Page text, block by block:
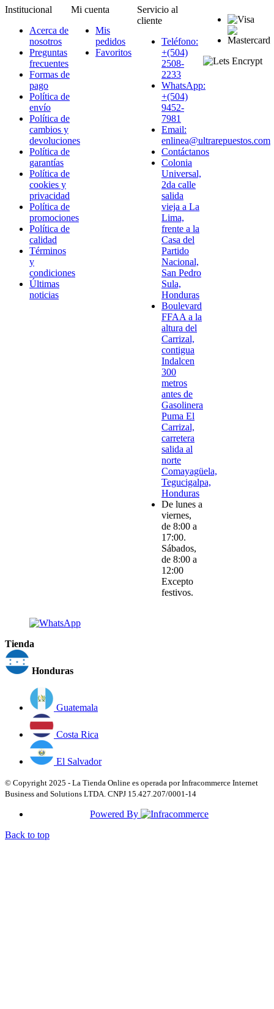
Institucional
Acerca de
nosotros
Preguntas
frecuentes
Formas de
pago
Política de
envío
Política de
cambios y
devoluciones
Política de
garantías
Política de
cookies y
privacidad
Política de
promociones
Política de
calidad
Términos
y
condiciones
Últimas
noticias
Mi cuenta
Mis
pedidos
Favoritos
Servicio al
cliente
Teléfono:
+(504)
2508-
2233
WhatsApp:
+(504)
9452-
7981
Email:
enlinea@ultrarepuestos.com
Contáctanos
Colonia
Universal,
2da calle
salida
vieja a La
Lima,
frente a la
Casa del
Partido
Nacional,
San Pedro
Sula,
Honduras
Boulevard
FFAA a la
altura del
Carrizal,
contigua
Indalcen
300
metros
antes de
Gasolinera
Puma El
Carrizal,
carretera
salida al
norte
Comayagüela,
Tegucigalpa,
Honduras
De lunes a
viernes,
de 8:00 a
17:00.
Sábados,
de 8:00 a
12:00
Excepto
festivos.
Tienda
Honduras
Guatemala
Costa Rica
El Salvador
© Copyright 2025 - La Tienda Online es operada por Infracommerce Internet
Business and Solutions LTDA. CNPJ 15.427.207/0001-14
Powered By
Back to top